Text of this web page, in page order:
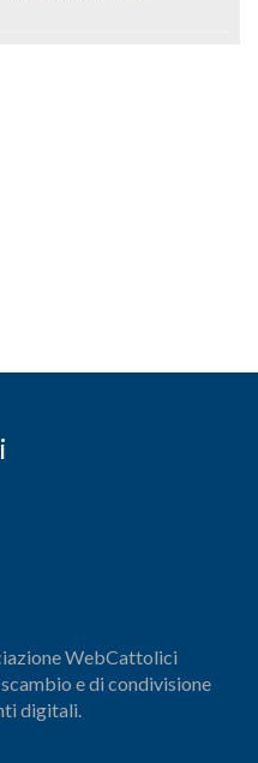
WebCattolici
e di condivisione
digitali.